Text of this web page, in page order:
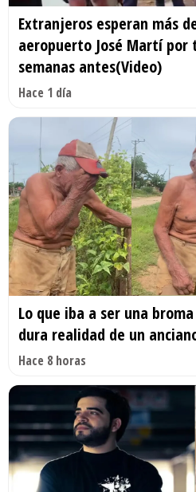
Extranjeros esperan más
aeropuerto José Martí
semanas antes(Video)
Hace 1 día
Lo que iba a ser una
dura realidad de un
Hace 8 horas